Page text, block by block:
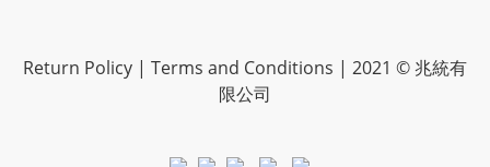
Return Policy | Terms and Conditions | 2021 © 兆統有
限公司